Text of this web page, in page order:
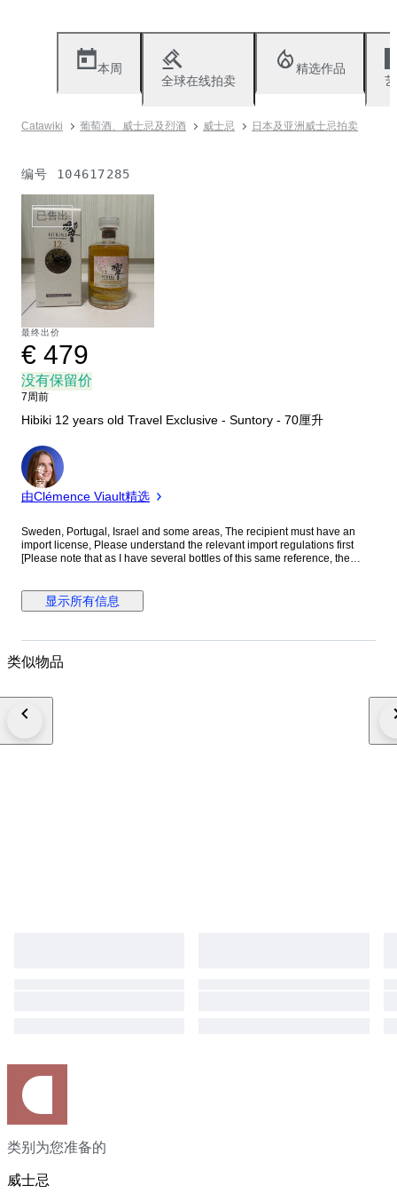
本周
全球在线拍卖
精选作品
Catawiki 葡萄酒、威士忌及烈酒 威士忌 日本及亚洲威士忌拍卖
编号 104617285
已售出
最终出价
€ 479
没有保留价
7周前
Hibiki 12 years old Travel Exclusive - Suntory - 70厘升
专
家
由Clémence Viault精选
Sweden, Portugal, Israel and some areas, The recipient must have an
import license, Please understand the relevant import regulations first
[Please note that as I have several bottles of this same reference, the
显示所有信息
类似物品
类别为您准备的
威士忌